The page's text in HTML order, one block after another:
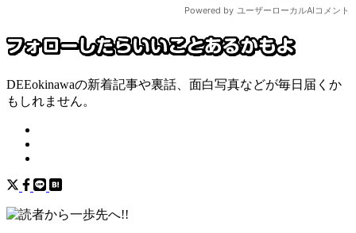
DEEokinawaの新着記事や裏話、面白写真などが毎日届くか
もしれません。